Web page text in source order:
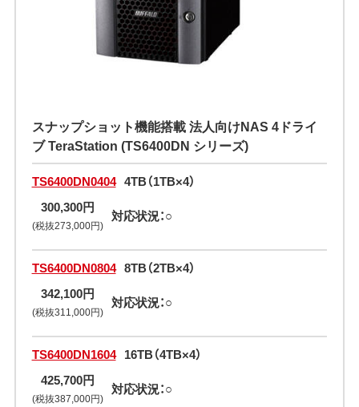
スナップショット機能搭載 法人向けNAS 4ドライ
ブ TeraStation (TS6400DN シリーズ)
TS6400DN0404 4TB（1TB×4）
300,300円
(税抜273,000円)
対応状況：○
TS6400DN0804 8TB（2TB×4）
342,100円
(税抜311,000円)
対応状況：○
TS6400DN1604 16TB（4TB×4）
425,700円
(税抜387,000円)
対応状況：○